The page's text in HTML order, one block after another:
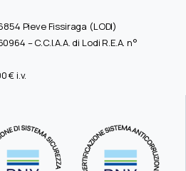
Pieve Fissiraga (LODI)
– C.C.I.A.A. di Lodi R.E.A. n°
€ i.v.